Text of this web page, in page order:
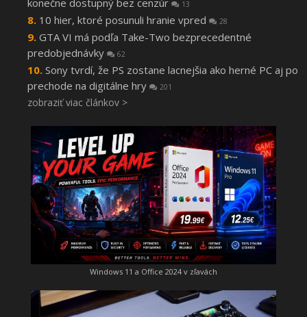
13
10 hier, ktoré posunuli hranie vpred 28
GTA VI má podľa Take-Two bezprecedentné
predobjednávky
62
Sony tvrdí, že PS zostane lacnejšia ako herné PC aj po
prechode na digitálne hry
201
zobraziť viac článkov >
Windows 11 a Office 2024 v zľavách